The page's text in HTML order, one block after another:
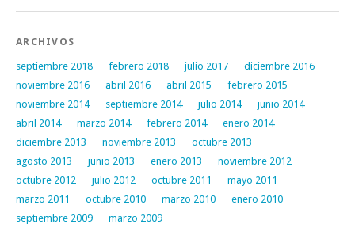
ARCHIVOS
septiembre 2018 febrero 2018 julio 2017
diciembre 2016
noviembre 2016
abril 2016 abril 2015
febrero 2015
noviembre 2014
septiembre 2014 julio 2014
junio 2014
abril 2014
marzo 2014 febrero 2014
enero 2014
diciembre 2013
noviembre 2013
octubre 2013
agosto 2013
junio 2013 enero 2013
noviembre 2012
octubre 2012
julio 2012 octubre 2011
mayo 2011
marzo 2011
octubre 2010 marzo 2010
enero 2010
septiembre 2009
marzo 2009